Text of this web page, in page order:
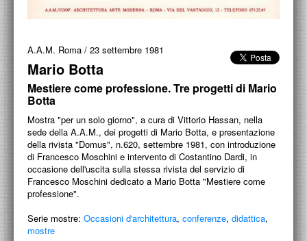
PUBBLICAZIONI
VIDEO
COLLEZIONE
ACCADEMIA NAZIONALE DI SAN LUCA
I.E.D. / ROMA
POLITECNICO DI BARI
A.A.M. ARCHITETTURA ARTE MODERNA
A.A.M. Roma / 23 settembre 1981
Mario Botta
Mestiere come professione. Tre progetti di Mario
Botta
Mostra "per un solo giorno", a cura di Vittorio Hassan, nella
sede della A.A.M., dei progetti di Mario Botta, e presentazione
della rivista "Domus", n.620, settembre 1981, con introduzione
di Francesco Moschini e intervento di Costantino Dardi, in
occasione dell'uscita sulla stessa rivista del servizio di
Francesco Moschini dedicato a Mario Botta "Mestiere come
professione".
Serie mostre: Occasioni d'architettura, conferenze, didattica,
mostre